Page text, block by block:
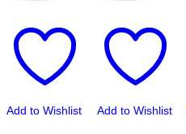
Add to Wishlist Add to Wishlist